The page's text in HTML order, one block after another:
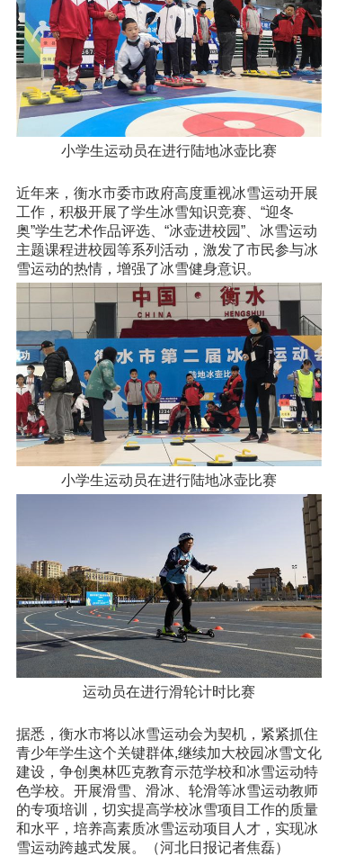
小学生运动员在进行陆地冰壶比赛
近年来，衡水市委市政府高度重视冰雪运动开展
工作，积极开展了学生冰雪知识竞赛、“迎冬
奥”学生艺术作品评选、“冰壶进校园”、冰雪运动
主题课程进校园等系列活动，激发了市民参与冰
雪运动的热情，增强了冰雪健身意识。
小学生运动员在进行陆地冰壶比赛
运动员在进行滑轮计时比赛
据悉，衡水市将以冰雪运动会为契机，紧紧抓住
青少年学生这个关键群体,继续加大校园冰雪文化
建设，争创奥林匹克教育示范学校和冰雪运动特
色学校。开展滑雪、滑冰、轮滑等冰雪运动教师
的专项培训，切实提高学校冰雪项目工作的质量
和水平，培养高素质冰雪运动项目人才，实现冰
雪运动跨越式发展。（河北日报记者焦磊）